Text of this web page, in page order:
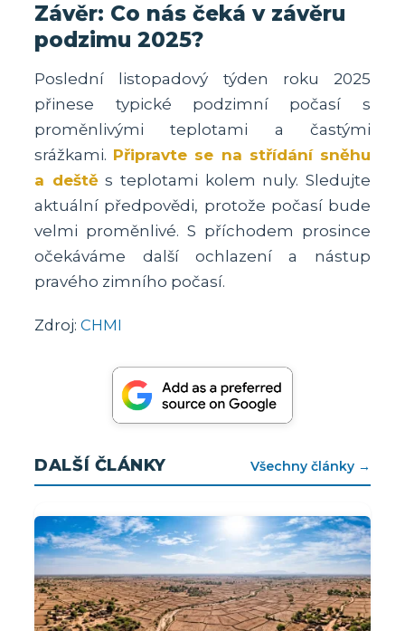
Závěr: Co nás čeká v závěru
podzimu 2025?
Poslední listopadový týden roku 2025
přinese typické podzimní počasí s
proměnlivými teplotami a častými
srážkami. Připravte se na střídání sněhu
a deštěs teplotami kolem nuly. Sledujte
aktuální předpovědi, protože počasí bude
velmi proměnlivé. S příchodem prosince
očekáváme další ochlazení a nástup
pravého zimního počasí.
Zdroj:CHMI
DALŠÍ ČLÁNKY Všechny články →